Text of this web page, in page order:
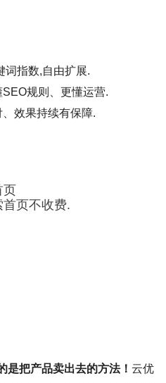
词指数,自由扩展.
规则、更懂运营.
效果持续有保障.
页
页不收费.
是把产品卖出去的方法！ 云优